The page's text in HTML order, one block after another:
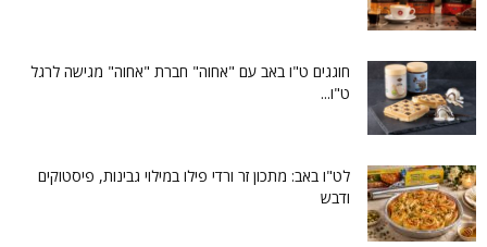
חוגגים ט"ו באב עם "אחוה" חברת "אחוה" מגישה לרגל
ט"ו...
לט"ו באב: מתכון זר ורדי פילו במילוי גבינות, פיסטוקים
ודבש